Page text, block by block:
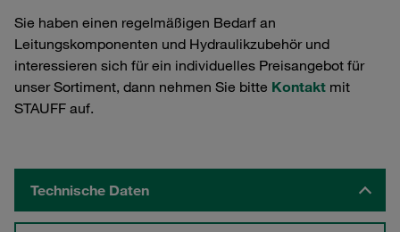
Sie haben einen regelmäßigen Bedarf an
Leitungskomponenten und Hydraulikzubehör und
interessieren sich für ein individuelles Preisangebot für
unser Sortiment, dann nehmen Sie bitte Kontakt mit
STAUFF auf.
Technische Daten